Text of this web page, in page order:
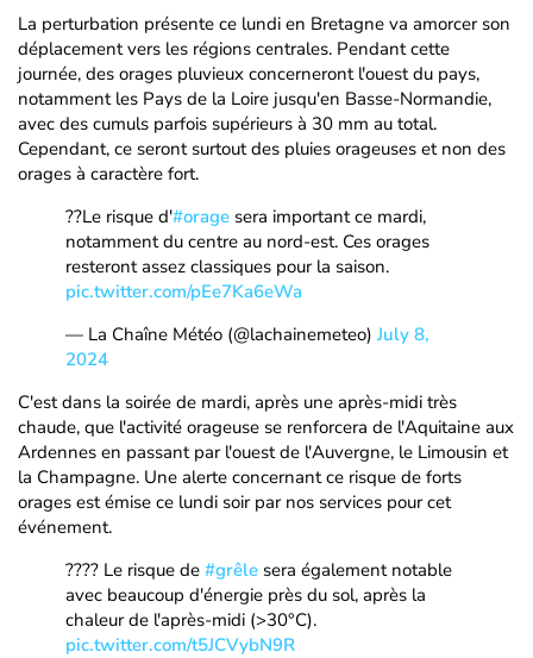
La perturbation présente ce lundi en Bretagne va amorcer son
déplacement vers les régions centrales. Pendant cette
journée, des orages pluvieux concerneront l'ouest du pays,
notamment les Pays de la Loire jusqu'en Basse-Normandie,
avec des cumuls parfois supérieurs à 30 mm au total.
Cependant, ce seront surtout des pluies orageuses et non des
orages à caractère fort.
??Le risque d'#orage sera important ce mardi,
notamment du centre au nord-est. Ces orages
resteront assez classiques pour la saison.
pic.twitter.com/pEe7Ka6eWa
— La Chaîne Météo (@lachainemeteo) July 8,
2024
C'est dans la soirée de mardi, après une après-midi très
chaude, que l'activité orageuse se renforcera de l'Aquitaine aux
Ardennes en passant par l'ouest de l'Auvergne, le Limousin et
la Champagne. Une alerte concernant ce risque de forts
orages est émise ce lundi soir par nos services pour cet
événement.
???? Le risque de #grêle sera également notable
avec beaucoup d'énergie près du sol, après la
chaleur de l'après-midi (>30°C).
pic.twitter.com/t5JCVybN9R